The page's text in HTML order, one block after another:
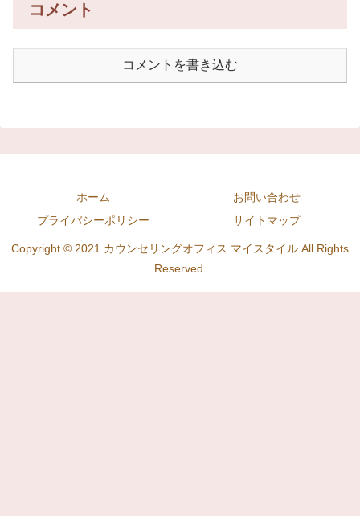
コメント
コメントを書き込む
ホーム
お問い合わせ
プライバシーポリシー
サイトマップ
Copyright © 2021 カウンセリングオフィス マイスタイル All Rights
Reserved.